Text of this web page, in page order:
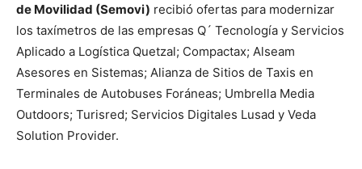
de Movilidad (Semovi) recibió ofertas para modernizar
los taxímetros de las empresas Q´ Tecnología y Servicios
Aplicado a Logística Quetzal; Compactax; Alseam
Asesores en Sistemas; Alianza de Sitios de Taxis en
Terminales de Autobuses Foráneas; Umbrella Media
Outdoors; Turisred; Servicios Digitales Lusad y Veda
Solution Provider.